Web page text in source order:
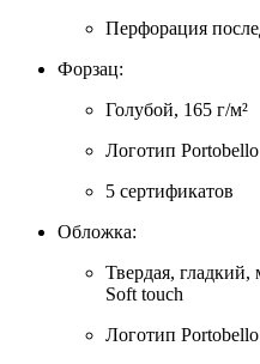
Перфорация
Форзац:
Голубой, 165 г/м²
Логотип Portobello
5 сертификатов
Обложка:
Твердая,
Soft touch
Логотип